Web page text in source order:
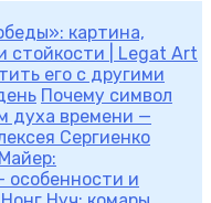
картина,
стойкости | Legat Art
его с другими
Почему символ
духа времени —
Сергиенко
особенности и